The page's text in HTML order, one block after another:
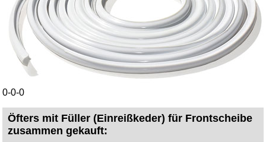
0-0-0
Öfters mit Füller (Einreißkeder) für Frontscheibe
zusammen gekauft: